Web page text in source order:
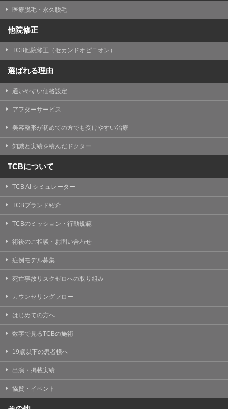
医療脱毛・永久脱毛
他院修正
TCB他院修正（セカンドオピニオン）
選ばれる理由
通いやすい価格設定
アフターサービス
美容整形が初めての方でも受けやすい治療
知識と実績を積んだドクター
TCBについて
TCB AI シミュレーター
TCBブランド紹介
TCBのミッション・行動規範
術後のご相談・お問い合わせ
症例モデル募集
死亡事故リスクゼロへの取り組み
カウンセリングフロー
はじめての方へ
数字で見るTCBの施術
19歳以下の患者様へ
出演・掲載実績
協賛・イベント